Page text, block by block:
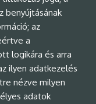
benyújtásának
az
a
logikára és arra
ilyen adatkezelés
nézve milyen
adatok